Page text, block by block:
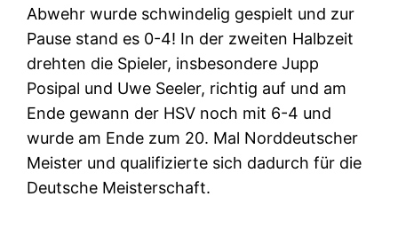
Abwehr wurde schwindelig gespielt und zur
Pause stand es 0-4! In der zweiten Halbzeit
drehten die Spieler, insbesondere Jupp
Posipal und Uwe Seeler, richtig auf und am
Ende gewann der HSV noch mit 6-4 und
wurde am Ende zum 20. Mal Norddeutscher
Meister und qualifizierte sich dadurch für die
Deutsche Meisterschaft.